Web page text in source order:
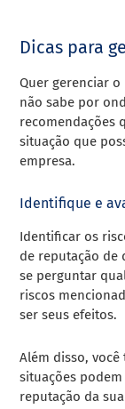
Dicas para
Quer gerenciar
não sabe por
recomendações
situação que
empresa.
Identifique e
Identificar os
de reputação de
se perguntar
riscos
ser seus efeitos.
Além disso,
situações
reputação da